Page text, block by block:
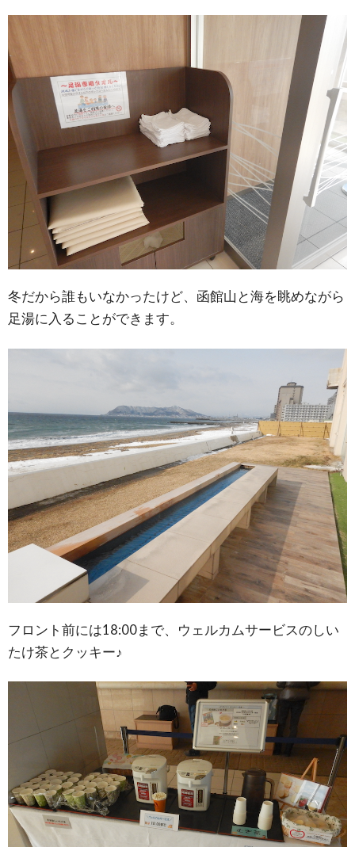
冬だから誰もいなかったけど、函館山と海を眺めながら
足湯に入ることができます。
フロント前には18:00まで、ウェルカムサービスのしい
たけ茶とクッキー♪